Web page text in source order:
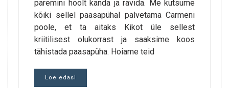
paremini hoolt kanda ja ravida. Me kutsume
kõiki sellel paasapühal palvetama Carmeni
poole, et ta aitaks Kikot üle sellest
kriitilisest olukorrast ja saaksime koos
tähistada paasapüha. Hoiame teid
Loe edasi